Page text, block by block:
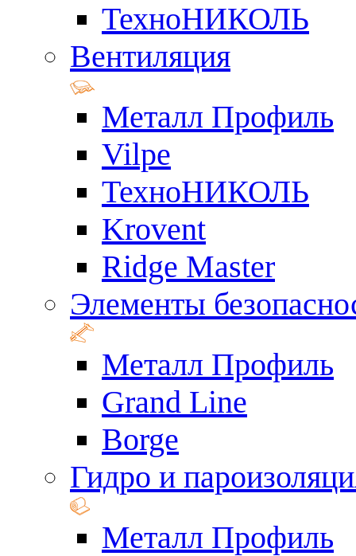
ТехноНИКОЛЬ
Вентиляция
Металл Профиль
Vilpe
ТехноНИКОЛЬ
Krovent
Ridge Master
Элементы
Металл Профиль
Grand Line
Borge
Гидро и
Металл Профиль